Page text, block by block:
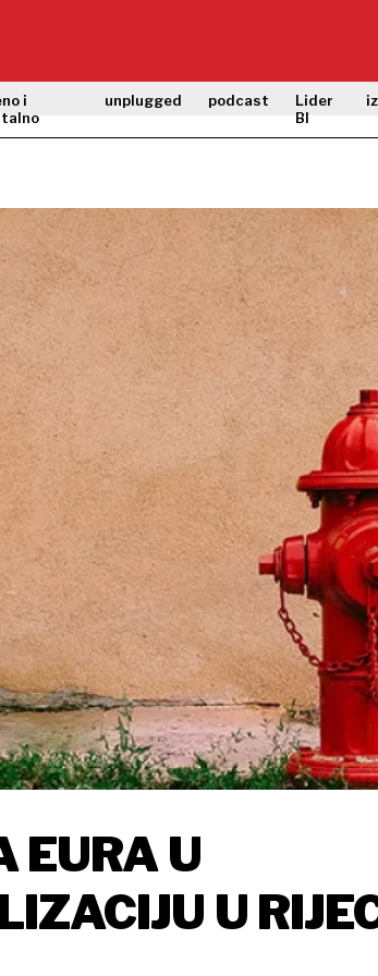
i
unplugged podcast
Lider
BI
EURA U
U